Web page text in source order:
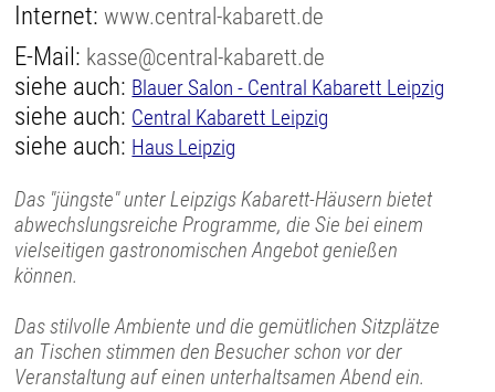
Internet:www.central-kabarett.de
E-Mail: kasse@central-kabarett.de
siehe auch: Blauer Salon - Central Kabarett Leipzig
siehe auch: Central Kabarett Leipzig
siehe auch: Haus Leipzig
Das "jüngste" unter Leipzigs Kabarett-Häusern bietet
abwechslungsreiche Programme, die Sie bei einem
vielseitigen gastronomischen Angebot genießen
können.
Das stilvolle Ambiente und die gemütlichen Sitzplätze
an Tischen stimmen den Besucher schon vor der
Veranstaltung auf einen unterhaltsamen Abend ein.